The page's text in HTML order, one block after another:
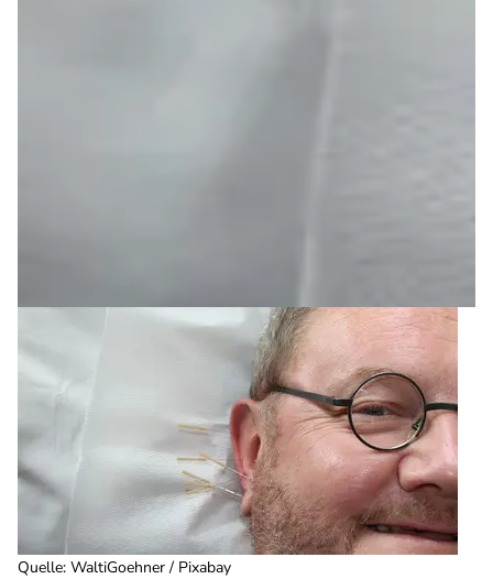
Quelle: WaltiGoehner / Pixabay